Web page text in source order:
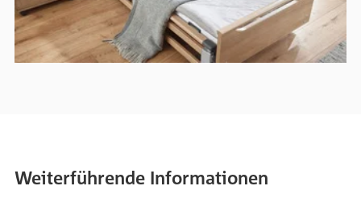
Weiterführende Informationen